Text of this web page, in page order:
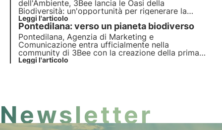
dell'Ambiente, 3Bee lancia le Oasi della
Biodiversità: un'opportunità per rigenerare la
naturae preservare gli
e scopri come la nostra missione combina
tecnologiaall'avanguardia eimpegno ambientale
Leggi l'articolo
Pontedilana: verso un pianeta biodiverso
Pontedilana, Agenzia di Marketing e
Comunicazione entra ufficialmente nella
community di 3Bee con la creazione della prima
Oasi della Biodiversità in Veneto, composta da 50
Leggi l'articolo
Newsletter